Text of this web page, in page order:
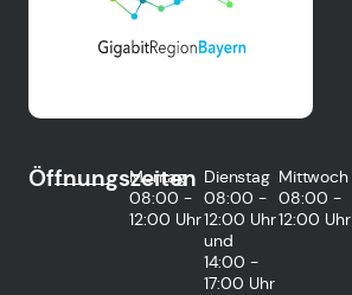
Öffnungszeiten
Montag
08:00 -
12:00 Uhr
Dienstag
08:00 -
12:00 Uhr
und
14:00 -
17:00 Uhr
Mittwoch
08:00 -
12:00 Uhr